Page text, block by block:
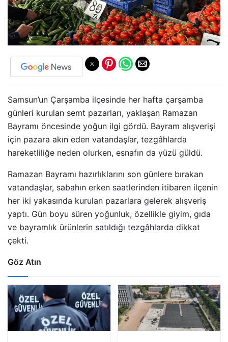
Samsun’un Çarşamba ilçesinde her hafta çarşamba
günleri kurulan semt pazarları, yaklaşan Ramazan
Bayramı öncesinde yoğun ilgi gördü. Bayram alışverişi
için pazara akın eden vatandaşlar, tezgâhlarda
hareketliliğe neden olurken, esnafın da yüzü güldü.
Ramazan Bayramı hazırlıklarını son günlere bırakan
vatandaşlar, sabahın erken saatlerinden itibaren ilçenin
her iki yakasında kurulan pazarlara gelerek alışveriş
yaptı. Gün boyu süren yoğunluk, özellikle giyim, gıda
ve bayramlık ürünlerin satıldığı tezgâhlarda dikkat
çekti.
Göz Atın